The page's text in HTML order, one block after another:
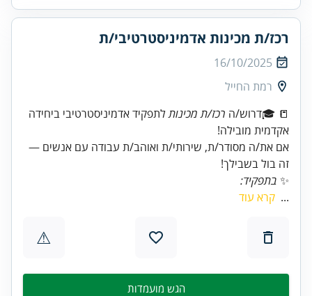
רכז/ת מכינות אדמיניסטרטיבי/ת
16/10/2025
רמת החייל
📒 🎓דרוש/ה רכז/ת מכינותלתפקיד אדמיניסטרטיבי ביחידה
אם את/ה מסודר/ת, שירותי/ת ואוהב/ת עבודה עם אנשים —
זה בול בשבילך!
✨ בתפקיד:
... קרא עוד
⚠
הגש מועמדות